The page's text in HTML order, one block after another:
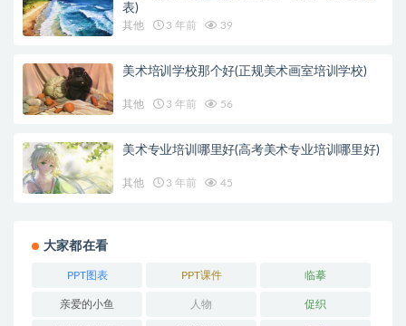
表)
其他 3 年前 39
美术培训学校那个好(正规美术画室培训学校)
其他 3 年前 56
美术专业培训哪里好(高考美术专业培训哪里好)
其他 3 年前 45
大家都在看
PPT图表 PPT课件 临摹
亲爱的小鱼 人物 促织